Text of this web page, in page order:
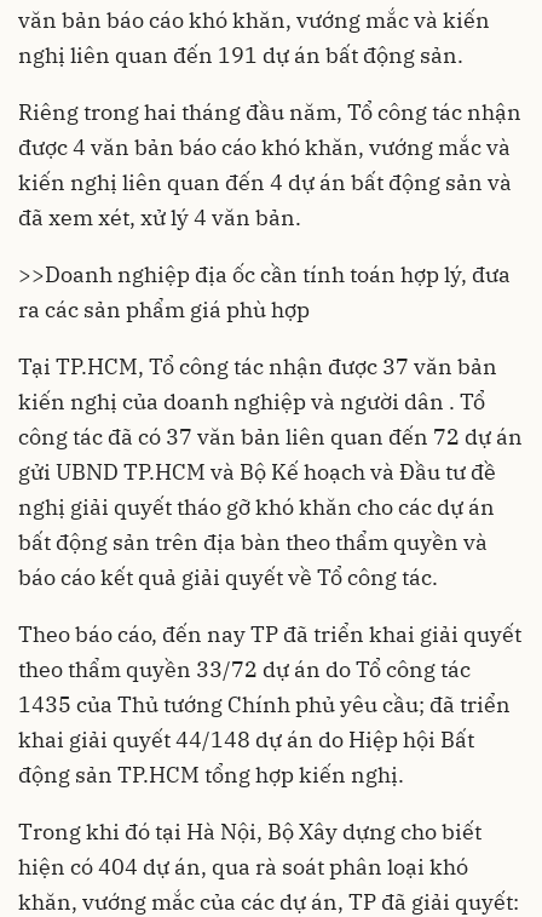
văn bản báo cáo khó khăn, vướng mắc và kiến
nghị liên quan đến 191 dự án bất động sản.
Riêng trong hai tháng đầu năm, Tổ công tác nhận
được 4 văn bản báo cáo khó khăn, vướng mắc và
kiến nghị liên quan đến 4 dự án bất động sản và
đã xem xét, xử lý 4 văn bản.
>>Doanh nghiệp địa ốc cần tính toán hợp lý, đưa
ra các sản phẩm giá phù hợp
Tại TP.HCM, Tổ công tác nhận được 37 văn bản
kiến nghị của doanh nghiệp và người dân . Tổ
công tác đã có 37 văn bản liên quan đến 72 dự án
gửi UBND TP.HCM và Bộ Kế hoạch và Đầu tư đề
nghị giải quyết tháo gỡ khó khăn cho các dự án
bất động sản trên địa bàn theo thẩm quyền và
báo cáo kết quả giải quyết về Tổ công tác.
Theo báo cáo, đến nay TP đã triển khai giải quyết
theo thẩm quyền 33/72 dự án do Tổ công tác
1435 của Thủ tướng Chính phủ yêu cầu; đã triển
khai giải quyết 44/148 dự án do Hiệp hội Bất
động sản TP.HCM tổng hợp kiến nghị.
Trong khi đó tại Hà Nội, Bộ Xây dựng cho biết
hiện có 404 dự án, qua rà soát phân loại khó
khăn, vướng mắc của các dự án, TP đã giải quyết: